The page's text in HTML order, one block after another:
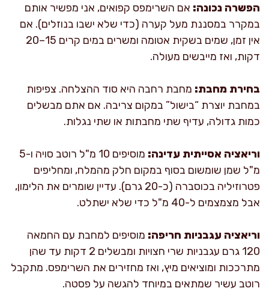
הפשרה נכונה: אם השרימפס קפואים, אני מפשיר אותם
במקרר במסננת מעל קערה (כדי שלא ישבו בנוזלים). אם
אין זמן, שמים בשקית אטומה ומשרים במים קרים 15–20
דקות, ואז מייבשים מעולה.
בחירת מחבת: מחבת רחבה היא סוד ההצלחה. צפיפות
במחבת יוצרת “בישול” במקום צריבה. אם אתם מבשלים
כמות גדולה, עדיף שתי מחבתות או שתי נגלות.
וריאציה אסייתית עדינה:
מוסיפים 10 מ"ל רוטב סויה ו-5
מ"ל שמן שומשום בסוף במקום חלק מהמלח, ומחליפים
פטרוזיליה בכוסברה (כ-20 גרם). עדיין שומרים את הלימון,
אבל מצמצמים ל-40 מ"ל כדי שלא ישתלט.
וריאציה עגבניות חריפה: מוסיפים למחבת עם החמאה
120 גרם עגבניות שרי חצויות ומבשלים 2 דקות עד שהן
מתרככות ומוציאים מיץ, ואז מחזירים את השרימפס. מתקבל
רוטב עשיר שמתאים במיוחד להגשה על פסטה.